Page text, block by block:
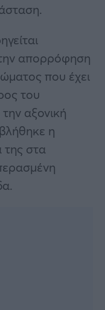
απορρόφηση
που έχει
του
αξονική
η
στα